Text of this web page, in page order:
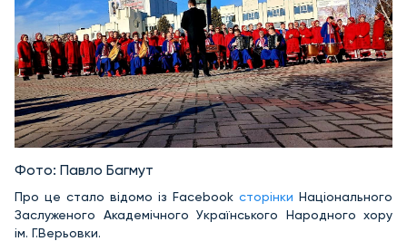
Фото: Павло Багмут
Про це стало відомо із Facebook сторінки Національного
Заслуженого Академічного Українського Народного хору
ім. Г.Верьовки.